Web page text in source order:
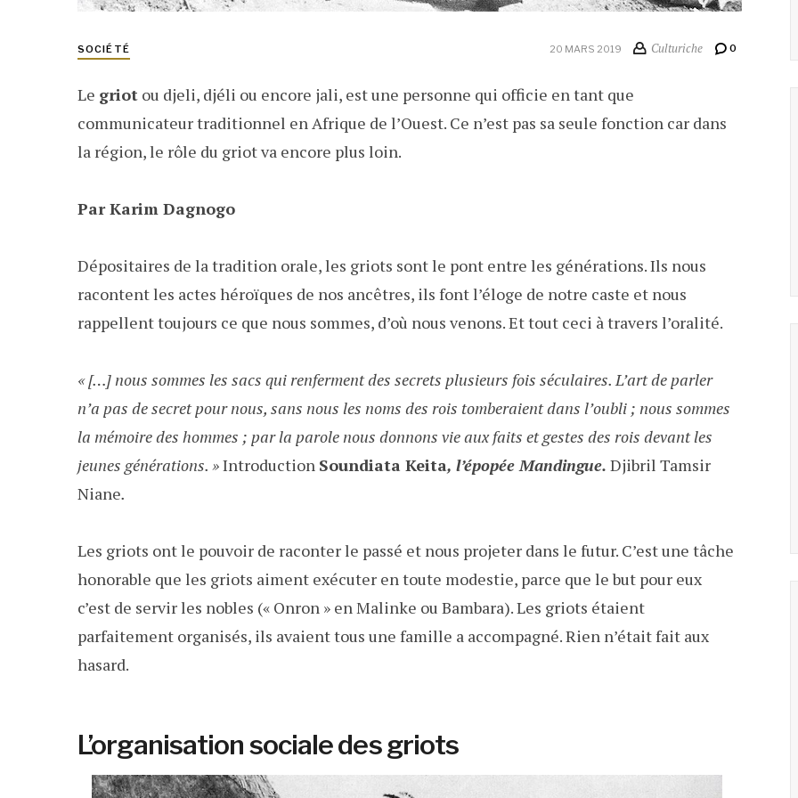
SOCIÉTÉ 20 MARS 2019 Culturiche 0
Le griot ou djeli, djéli ou encore jali, est une personne qui officie en tant que
communicateur traditionnel en Afrique de l’Ouest. Ce n’est pas sa seule fonction car dans
la région, le rôle du griot va encore plus loin.
Par Karim Dagnogo
Dépositaires de la tradition orale, les griots sont le pont entre les générations. Ils nous
racontent les actes héroïques de nos ancêtres, ils font l’éloge de notre caste et nous
rappellent toujours ce que nous sommes, d’où nous venons. Et tout ceci à travers l’oralité.
« […] nous sommes les sacs qui renferment des secrets plusieurs fois séculaires. L’art de parler
n’a pas de secret pour nous, sans nous les noms des rois tomberaient dans l’oubli ; nous sommes
la mémoire des hommes ; par la parole nous donnons vie aux faits et gestes des rois devant les
jeunes générations. »Introduction Soundiata Keita, l’épopée Mandingue. Djibril Tamsir
Niane.
Les griots ont le pouvoir de raconter le passé et nous projeter dans le futur. C’est une tâche
honorable que les griots aiment exécuter en toute modestie, parce que le but pour eux
c’est de servir les nobles (« Onron » en Malinke ou Bambara). Les griots étaient
parfaitement organisés, ils avaient tous une famille a accompagné. Rien n’était fait aux
hasard.
L’organisation sociale des griots